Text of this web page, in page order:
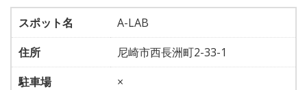
スポット名
A-LAB
住所
尼崎市西長洲町2-33-1
駐車場
×